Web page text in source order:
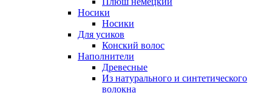
Носики
Носики
Для усиков
Конский волос
Наполнители
Древесные
Из натурального и синтетического
волокна